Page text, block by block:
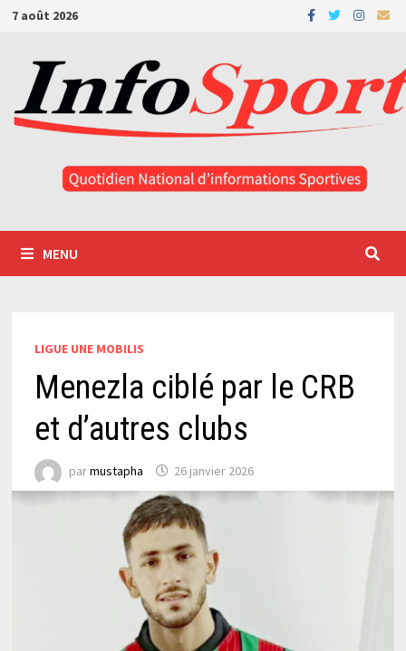
Passer
contenu
7 août 2026
MENU
LIGUE UNE MOBILIS
Menezla ciblé par le CRB
et d’autres clubs
parmustapha 26 janvier 2026